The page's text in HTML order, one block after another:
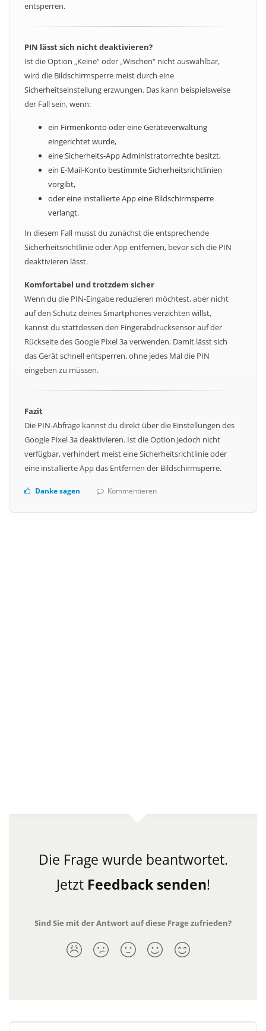
entsperren.
PIN lässt sich nicht deaktivieren?
Ist die Option „Keine“ oder „Wischen“ nicht auswählbar,
wird die Bildschirmsperre meist durch eine
Sicherheitseinstellung erzwungen. Das kann beispielsweise
der Fall sein, wenn:
ein Firmenkonto oder eine Geräteverwaltung
eingerichtet wurde,
eine Sicherheits-App Administratorrechte besitzt,
ein E-Mail-Konto bestimmte Sicherheitsrichtlinien
vorgibt,
oder eine installierte App eine Bildschirmsperre
verlangt.
In diesem Fall musst du zunächst die entsprechende
Sicherheitsrichtlinie oder App entfernen, bevor sich die PIN
deaktivieren lässt.
Komfortabel und trotzdem sicher
Wenn du die PIN-Eingabe reduzieren möchtest, aber nicht
auf den Schutz deines Smartphones verzichten willst,
kannst du stattdessen den Fingerabdrucksensor auf der
Rückseite des Google Pixel 3a verwenden. Damit lässt sich
das Gerät schnell entsperren, ohne jedes Mal die PIN
eingeben zu müssen.
Fazit
Die PIN-Abfrage kannst du direkt über die Einstellungen des
Google Pixel 3a deaktivieren. Ist die Option jedoch nicht
verfügbar, verhindert meist eine Sicherheitsrichtlinie oder
eine installierte App das Entfernen der Bildschirmsperre.
Danke sagen Kommentieren
Die Frage wurde beantwortet.
Jetzt Feedback senden!
Sind Sie mit der Antwort auf diese Frage zufrieden?